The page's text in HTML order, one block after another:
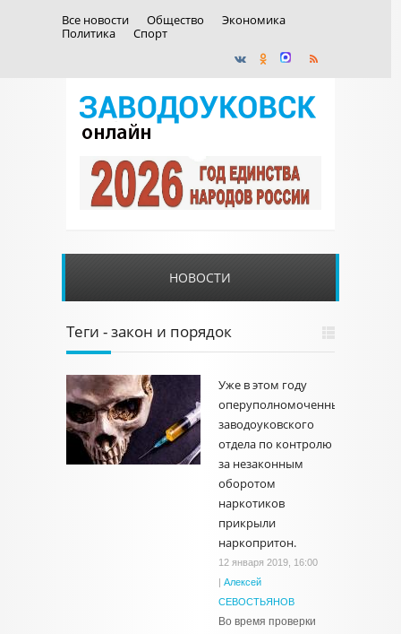
Все новости Общество
Экономика
Политика
Спорт
НОВОСТИ
Теги - закон и порядок
Уже в этом году
оперуполномоченные
заводоуковского
отдела по контролю
за незаконным
оборотом
наркотиков
прикрыли
наркопритон.
12 января 2019, 16:00
| Алексей
СЕВОСТЬЯНОВ
Во время проверки